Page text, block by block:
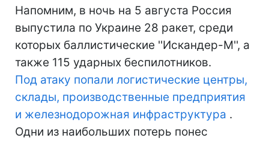
Напомним, в ночь на 5 августа Россия
выпустила по Украине 28 ракет, среди
которых баллистические ''Искандер-М'', а
также 115 ударных беспилотников.
Под атаку попали логистические центры,
склады, производственные предприятия
и железнодорожная инфраструктура .
Одни из наибольших потерь понес